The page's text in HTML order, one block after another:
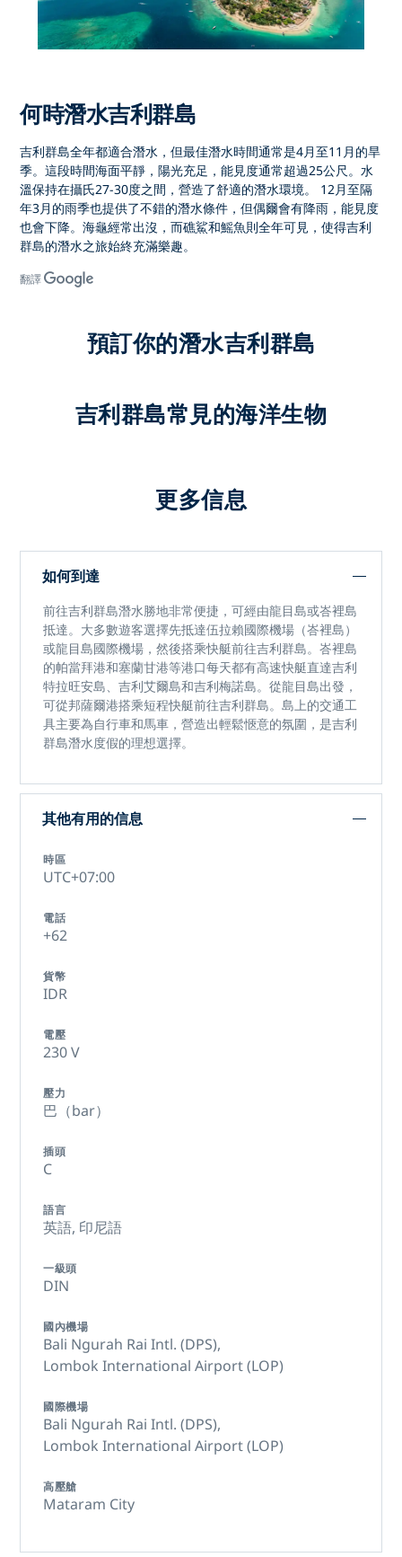
何時潛水吉利群島
吉利群島全年都適合潛水 ，但最佳潛水時間通常是4月至11月的旱
季。這段時間海面平靜，陽光充足，能見度通常超過25公尺。水
溫保持在攝氏27-30度之間，營造了舒適的潛水環境。 12月至隔
年3月的雨季也提供了不錯的潛水條件，但偶爾會有降雨，能見度
也會下降。海龜經常出沒，而礁鯊和鰩魚則全年可見，使得吉利
群島的潛水之旅始終充滿樂趣。
翻譯
預訂你的潛水吉利群島
吉利群島常見的海洋生物
更多信息
如何到達
前往吉利群島潛水勝地非常便捷，可經由龍目島或峇裡島
抵達。大多數遊客選擇先抵達伍拉賴國際機場（峇裡島）
或龍目島國際機場 ，然後搭乘快艇前往吉利群島。峇裡島
的帕當拜港和塞蘭甘港等港口每天都有高速快艇直達吉利
特拉旺安島、吉利艾爾島和吉利梅諾島。從龍目島出發，
可從邦薩爾港搭乘短程快艇前往吉利群島。島上的交通工
具主要為自行車和馬車，營造出輕鬆愜意的氛圍，是吉利
群島潛水度假的理想選擇。
其他有用的信息
時區
UTC+07:00
電話
+62
貨幣
IDR
電壓
230 V
壓力
巴（bar）
插頭
C
語言
英語, 印尼語
一級頭
DIN
國內機場
Bali Ngurah Rai Intl. (DPS),
Lombok International Airport (LOP)
國際機場
Bali Ngurah Rai Intl. (DPS),
Lombok International Airport (LOP)
高壓艙
Mataram City